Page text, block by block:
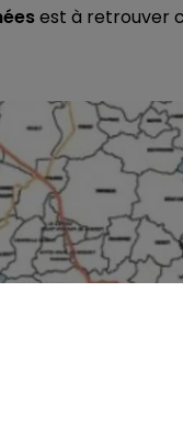
est à retrouver